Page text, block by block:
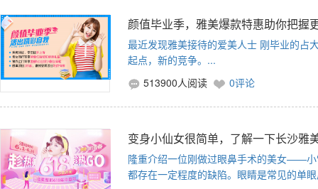
颜值毕业季，雅美爆款特惠助你把握
最近发现雅美接待的爱美人士 刚毕业的占
起点，新的竞争。...
513900人阅读
0评论
变身小仙女很简单，了解一下长沙雅
隆重介绍一位刚做过眼鼻手术的美女——
都存在一定程度的缺陷。眼睛是常见的单